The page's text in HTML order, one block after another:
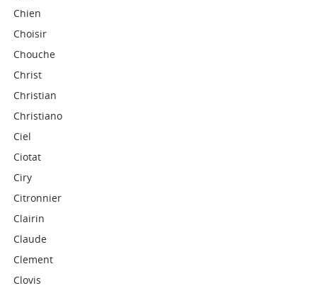
Chien
Choisir
Chouche
Christ
Christian
Christiano
Ciel
Ciotat
Ciry
Citronnier
Clairin
Claude
Clement
Clovis